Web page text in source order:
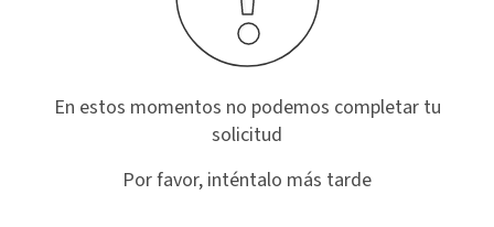
En estos momentos no podemos completar tu
solicitud
Por favor, inténtalo más tarde